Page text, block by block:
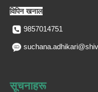
विपिन खनाल
9857014751
सूचनाहरू